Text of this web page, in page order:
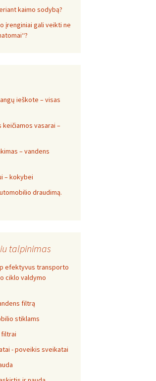
kaimo sodybą?
įrenginiai gali veikti ne
ieškote – visas
keičiamos vasarai –
– vandens
– kokybei
draudimą.
talpinimas
efektyvus transporto
ciklo valdymo
filtrą
stiklams
filtrai
- poveikis sveikatai